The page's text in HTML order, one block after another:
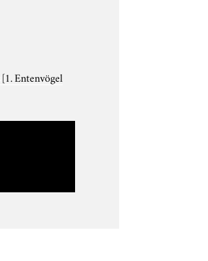
[1. Entenvögel